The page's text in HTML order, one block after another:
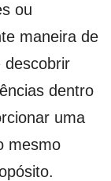
ou
maneira de
descobrir
dentro
uma
mesmo